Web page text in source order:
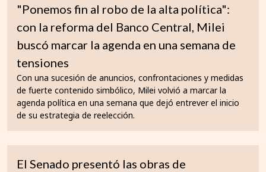
"Ponemos fin al robo de la alta política":
con la reforma del Banco Central, Milei
buscó marcar la agenda en una semana de
tensiones
Con una sucesión de anuncios, confrontaciones y medidas
de fuerte contenido simbólico, Milei volvió a marcar la
agenda política en una semana que dejó entrever el inicio
de su estrategia de reelección.
El Senado presentó las obras de